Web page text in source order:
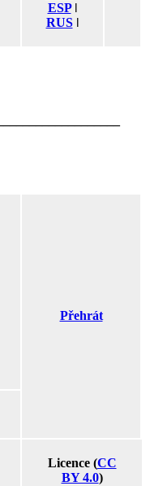
ESPǀ
RUSǀ
Přehrát
Licence (CC
BY 4.0)